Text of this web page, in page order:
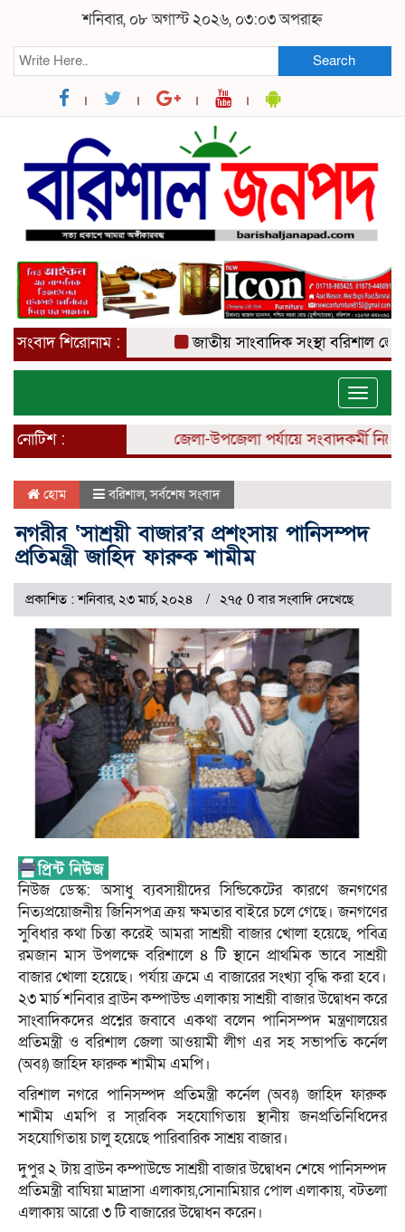
শনিবার, ০৮ অগাস্ট ২০২৬, ০৩:০৩ অপরাহ্ন
Search
সংবাদ শিরোনাম : জাতীয় সাংবাদিক সংস্থা বরিশাল জেলা
Toggle
নোটিশ :
জেলা-উপজেলা পর্যায়ে সংবাদকর্মী নিয়োগ
হোম বরিশাল,সর্বশেষ সংবাদ
নগরীর ‘সাশ্রয়ী বাজার’র প্রশংসায় পানিসম্পদ
প্রতিমন্ত্রী জাহিদ ফারুক শামীম
প্রকাশিত : শনিবার, ২৩ মার্চ, ২০২৪ ২৭৫ 0 বার সংবাদি দেখেছে
নিউজ ডেস্ক: অসাধু ব্যবসায়ীদের সিন্ডিকেটের কারণে জনগণের
নিত্যপ্রয়োজনীয় জিনিসপত্র ক্রয় ক্ষমতার বাইরে চলে গেছে। জনগণের
সুবিধার কথা চিন্তা করেই আমরা সাশ্রয়ী বাজার খোলা হয়েছে, পবিত্র
রমজান মাস উপলক্ষে বরিশালে ৪ টি স্থানে প্রাথমিক ভাবে সাশ্রয়ী
বাজার খোলা হয়েছে। পর্যায় ক্রমে এ বাজারের সংখ্যা বৃদ্ধি করা হবে।
২৩ মার্চ শনিবার ব্রাউন কম্পাউন্ড এলাকায় সাশ্রয়ী বাজার উদ্বোধন করে
সাংবাদিকদের প্রশ্নের জবাবে একথা বলেন পানিসম্পদ মন্ত্রণালয়ের
প্রতিমন্ত্রী ও বরিশাল জেলা আওয়ামী লীগ এর সহ সভাপতি কর্নেল
(অবঃ) জাহিদ ফারুক শামীম এমপি।
বরিশাল নগরে পানিসম্পদ প্রতিমন্ত্রী কর্নেল (অবঃ) জাহিদ ফারুক
শামীম এমপি র সা্রবিক সহযোগিতায় স্থানীয় জনপ্রতিনিধিদের
সহযোগিতায় চালু হয়েছে পারিবারিক সাশ্রয় বাজার।
দুপুর ২ টায় ব্রাউন কম্পাউন্ডে সাশ্রয়ী বাজার উদ্বোধন শেষে পানিসম্পদ
প্রতিমন্ত্রী বাঘিয়া মাদ্রাসা এলাকায়,সোনামিয়ার পোল এলাকায়, বটতলা
এলাকায় আরো ৩ টি বাজারের উদ্বোধন করেন।